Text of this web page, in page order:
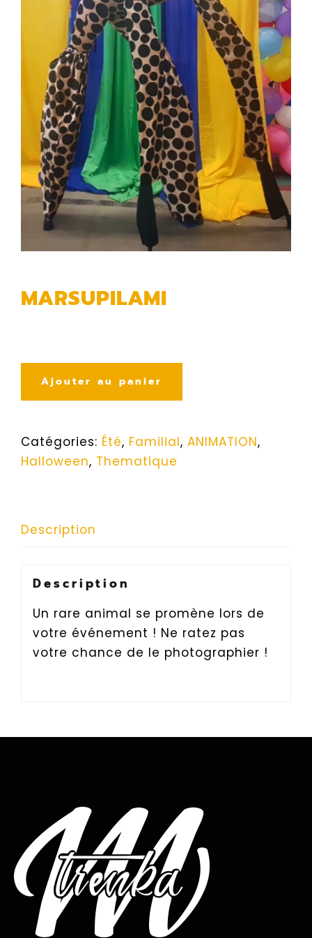
MARSUPILAMI
Ajouter au panier
Catégories: Été, Familial, ANIMATION,
Halloween, Thematique
Description
Description
Un rare animal se promène lors de
votre événement ! Ne ratez pas
votre chance de le photographier !